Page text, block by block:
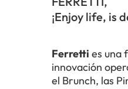
¡Enjoy life, is
Ferretti es una
innovación
el Brunch, las